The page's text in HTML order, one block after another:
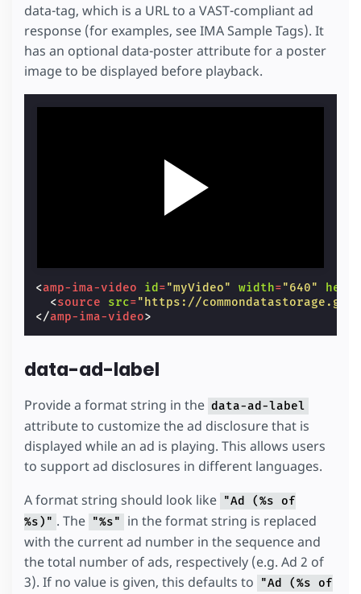
data-tag, which is a URL to a VAST-compliant ad
response (for examples, see IMA Sample Tags). It
has an optional data-poster attribute for a poster
image to be displayed before playback.
<amp-ima-video id ="myVideo" width="640"
<source src="https://
</amp-ima-video>
data-ad-label
Provide a format string in the data-ad-label
attribute to customize the ad disclosure that is
displayed while an ad is playing. This allows users
to support ad disclosures in different languages.
A format string should look like "Ad (%s of
%s)" . The "%s"
in the format string is replaced
with the current ad number in the sequence and
the total number of ads, respectively (e.g. Ad 2 of
3). If no value is given, this defaults to
"Ad (%s of